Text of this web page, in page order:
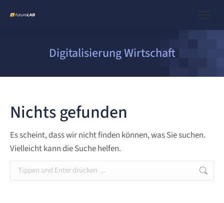
Digitalisierung Wirtschaft
Nichts gefunden
Es scheint, dass wir nicht finden können, was Sie suchen.
Vielleicht kann die Suche helfen.
Search: